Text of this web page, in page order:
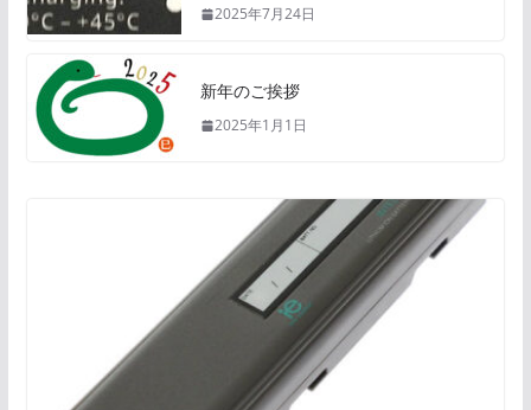
2025年7月24日
新年のご挨拶
2025年1月1日